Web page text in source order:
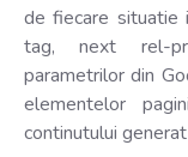
de fiecare situatie
tag, next rel-
parametrilor din
elementelor
continutului